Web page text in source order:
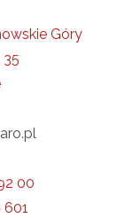
Góry
35
00
601